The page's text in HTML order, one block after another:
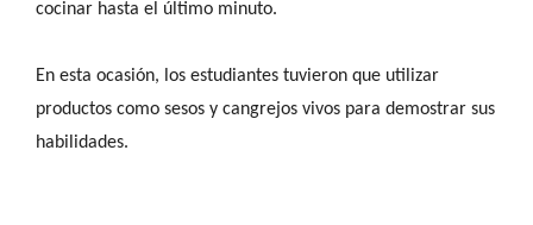
cocinar hasta el último minuto.
En esta ocasión, los estudiantes tuvieron que utilizar
productos como sesos y cangrejos vivos para demostrar sus
habilidades.